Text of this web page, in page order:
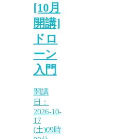
[10月
開講]
ドロ
ーン
入門
開講
日：
2026-10-
17
(土)09時